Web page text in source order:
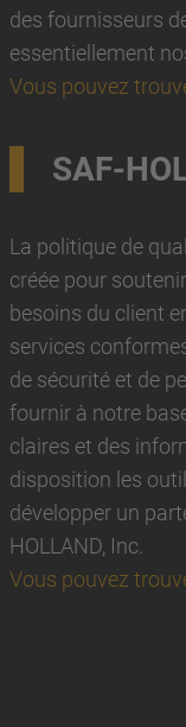
des fournisseurs
essentiellement
Vous pouvez
SAF-
La politique de
créée pour
besoins du client
services
de sécurité et de
fournir à notre
claires et des
disposition les
développer un
HOLLAND, Inc.
Vous pouvez